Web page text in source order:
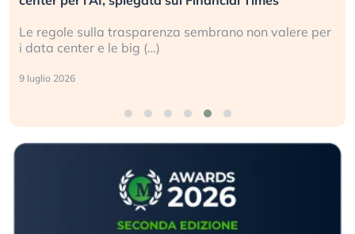
Le regole sulla trasparenza sembrano non valere per
i data center e le big (…)
9 luglio 2026